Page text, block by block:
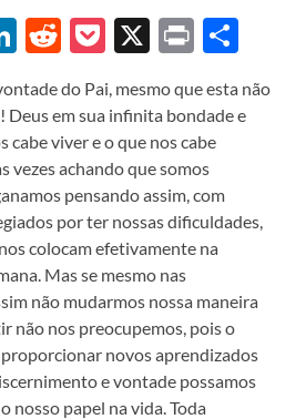
LinkedIn
Reddit
Pocket
X Print
do Pai, mesmo que esta não
Deus em sua infinita bondade e
cabe viver e o que nos cabe
vezes achando que somos
pensando assim, com
por ter nossas dificuldades,
colocam efetivamente na
Mas se mesmo nas
não mudarmos nossa maneira
não nos preocupemos, pois o
novos aprendizados
e vontade possamos
nosso papel na vida. Toda